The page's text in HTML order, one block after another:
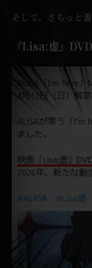
そして、さらっと
『Lisa:虚』